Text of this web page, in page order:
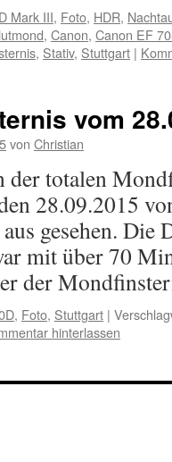
Mark III, Foto, HDR,
, Canon, Canon EF
, Stativ, Stuttgart |
vom
von Christian
totalen
28.09.2015
gesehen. Die
mit über 70
der
, Foto, Stuttgart |
hinterlassen